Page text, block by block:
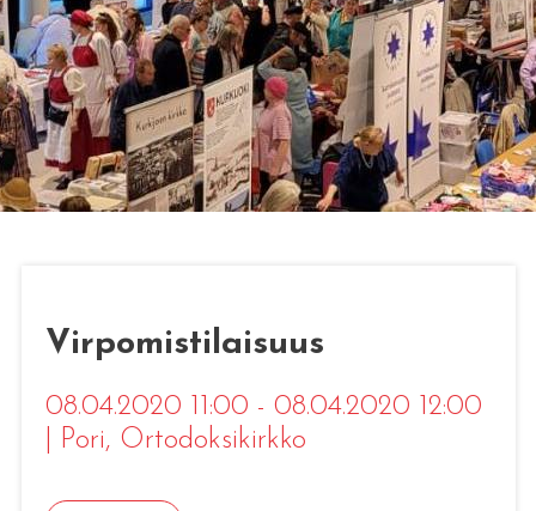
Virpomistilaisuus
08.04.2020 11:00 - 08.04.2020 12:00
Pori, Ortodoksikirkko